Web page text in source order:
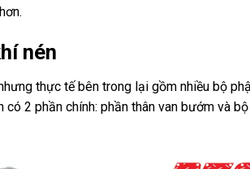
nén
thực tế bên trong lại gồm nhiều bộ
2 phần chính: phần thân van bướm và bộ